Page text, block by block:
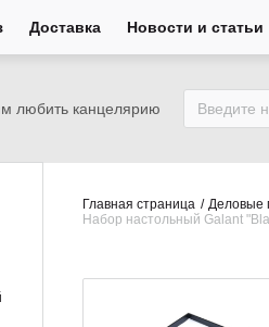
Доставка Новости и статьи
любить канцелярию
Главная страница Деловые
Набор настольный Galant